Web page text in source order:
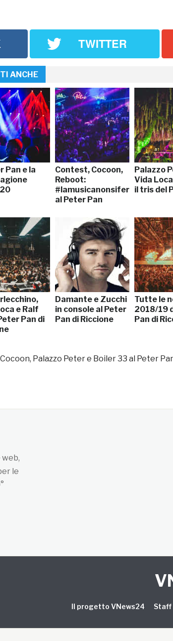
TWITTER
ANCHE
Pan e la
Contest, Cocoon,
Reboot:
#lamusicanonsiferma
al Peter Pan
Palazzo
Vida
il tris del
e Ralf
Pan di
Damante e Zucchi
in console al Peter
Pan di Riccione
Tutte le
2018/19
Pan di
Cocoon, Palazzo Peter e Boiler 33 al Peter
le
Il progetto VNews24 Staff